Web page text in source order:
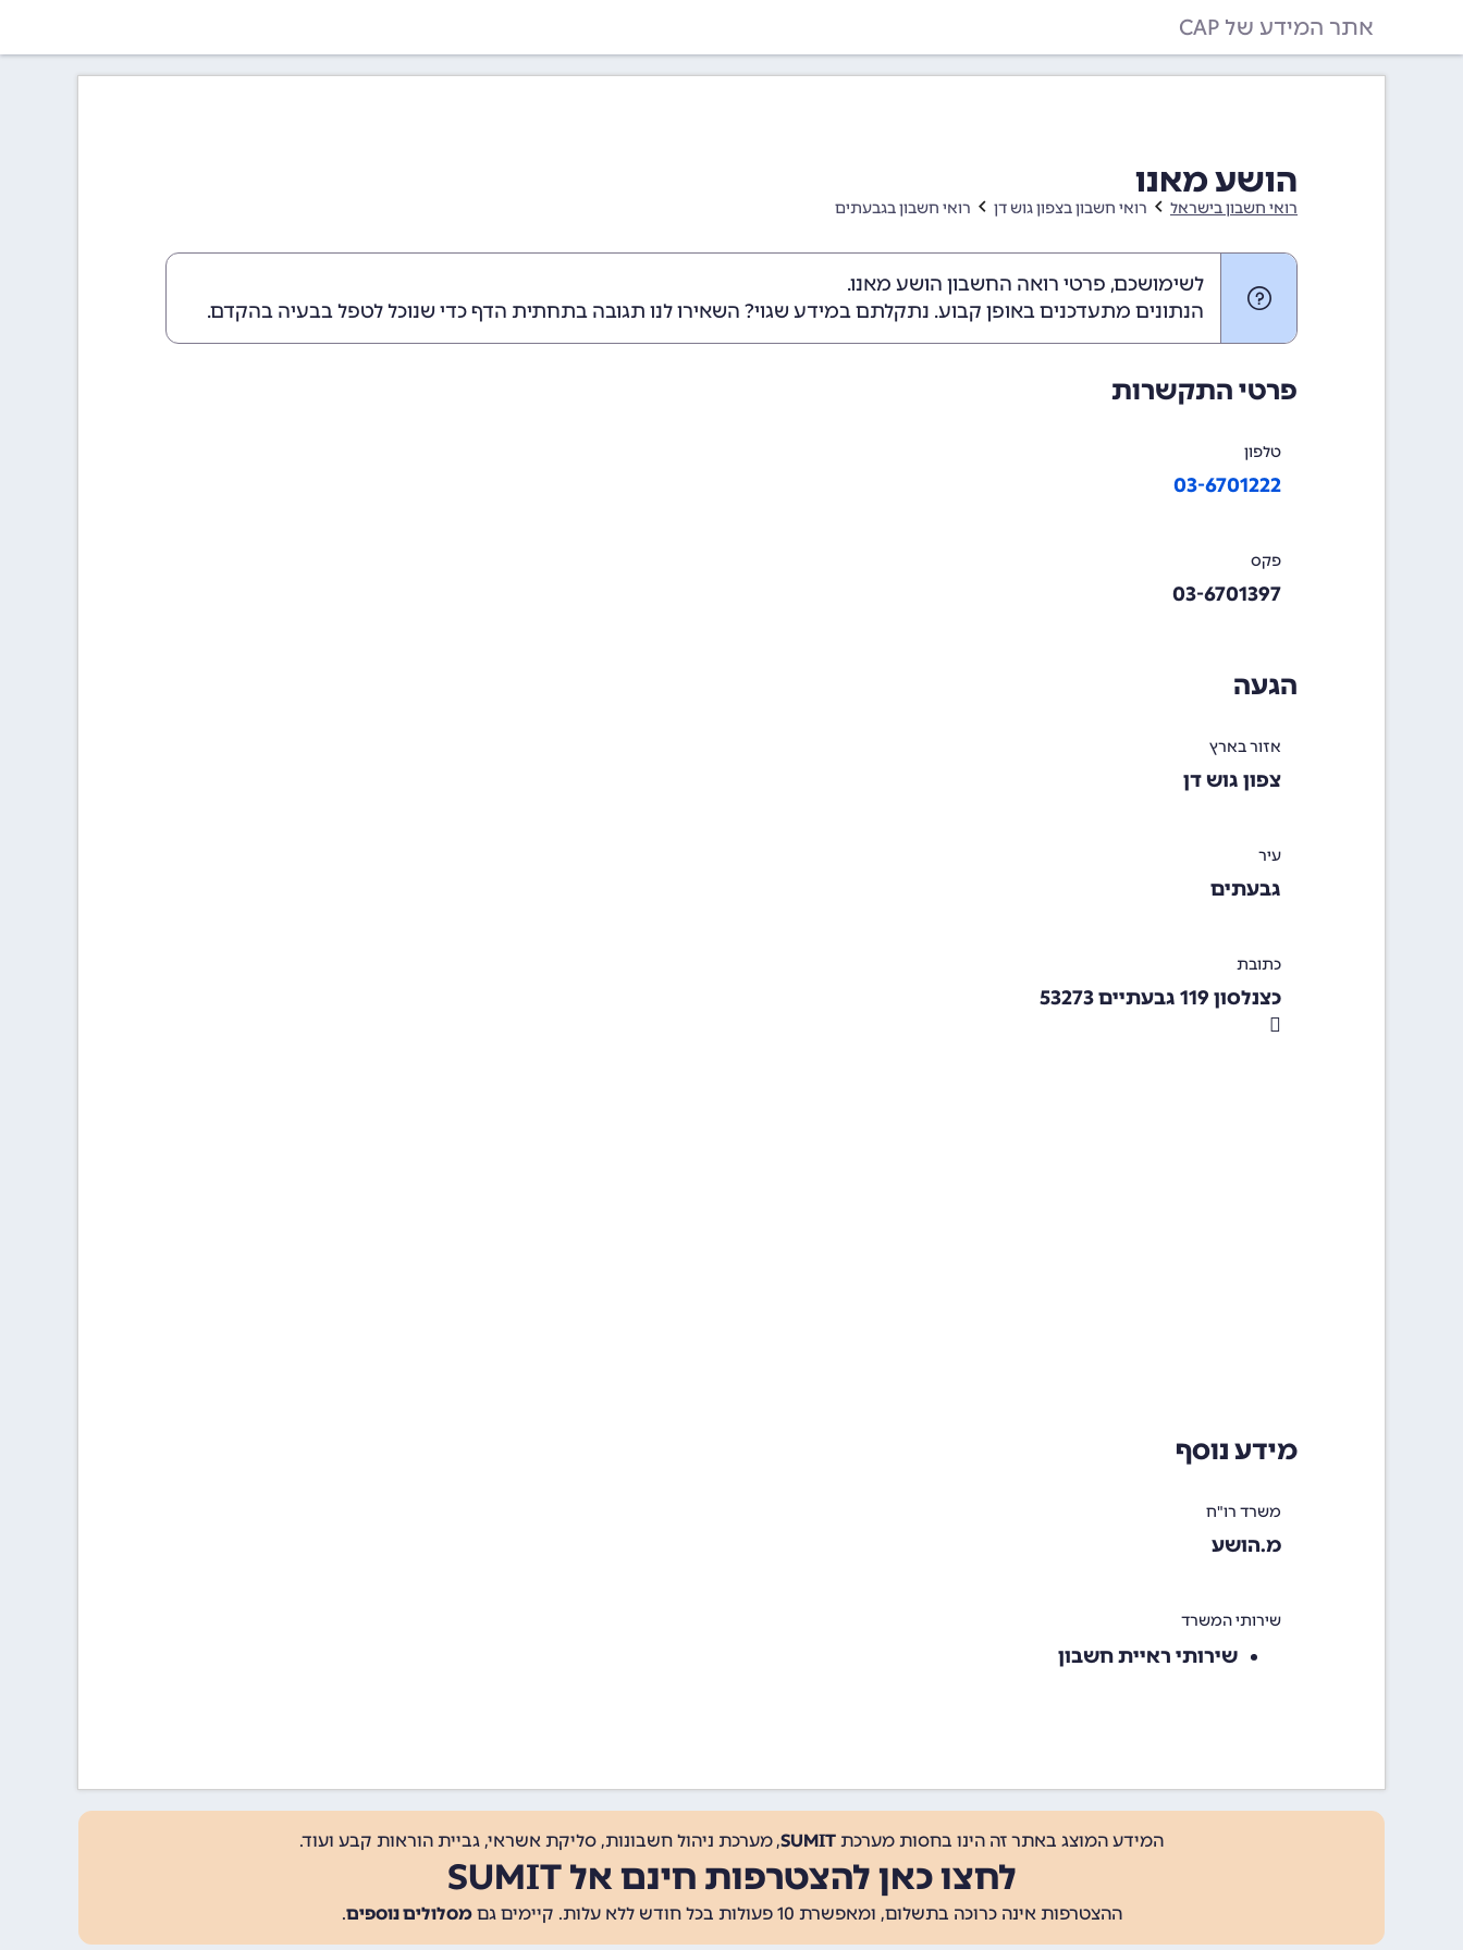
אתר המידע של CAP
הושע מאנו
רואי חשבון בישראל רואי חשבון בצפון גוש דן רואי חשבון בגבעתים
לשימושכם, פרטי רואה החשבון הושע מאנו.
הנתונים מתעדכנים באופן קבוע. נתקלתם במידע שגוי? השאירו לנו תגובה בתחתית הדף כדי שנוכל לטפל בבעיה בהקדם.
פרטי התקשרות
טלפון
03-6701222
פקס
03-6701397
הגעה
אזור בארץ
צפון גוש דן
עיר
גבעתים
כתובת
כצנלסון 119 גבעתיים 53273
מידע נוסף
משרד רו"ח
מ.הושע
שירותי המשרד
שירותי ראיית חשבון
המידע המוצג באתר זה הינו בחסות מערכת SUMIT, מערכת ניהול חשבונות, סליקת אשראי, גביית הוראות קבע ועוד.
לחצו כאן להצטרפות חינם אל SUMIT
ההצטרפות אינה כרוכה בתשלום, ומאפשרת 10 פעולות בכל חודש ללא עלות. קיימים גם מסלולים נוספים.